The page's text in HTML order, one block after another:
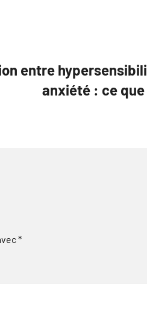
entre
anxiété : ce
*